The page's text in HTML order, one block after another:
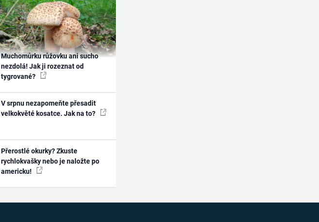
Muchomůrku růžovku ani sucho
nezdolá! Jak ji rozeznat od
tygrované?
V srpnu nezapomeňte přesadit
velkokvěté kosatce. Jak na to?
Přerostlé okurky? Zkuste
rychlokvašky nebo je naložte po
americku!